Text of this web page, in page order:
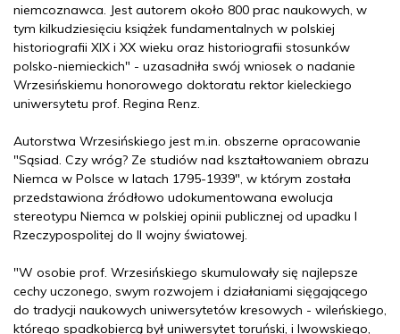
niemcoznawca. Jest autorem około 800 prac naukowych, w
tym kilkudziesięciu książek fundamentalnych w polskiej
historiografii XIX i XX wieku oraz historiografii stosunków
polsko-niemieckich" - uzasadniła swój wniosek o nadanie
Wrzesińskiemu honorowego doktoratu rektor kieleckiego
uniwersytetu prof. Regina Renz.
Autorstwa Wrzesińskiego jest m.in. obszerne opracowanie
"Sąsiad. Czy wróg? Ze studiów nad kształtowaniem obrazu
Niemca w Polsce w latach 1795-1939", w którym została
przedstawiona źródłowo udokumentowana ewolucja
stereotypu Niemca w polskiej opinii publicznej od upadku I
Rzeczypospolitej do II wojny światowej.
"W osobie prof. Wrzesińskiego skumulowały się najlepsze
cechy uczonego, swym rozwojem i działaniami sięgającego
do tradycji naukowych uniwersytetów kresowych - wileńskiego,
którego spadkobiercą był uniwersytet toruński, i lwowskiego,